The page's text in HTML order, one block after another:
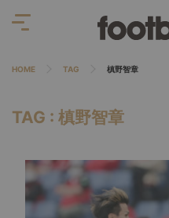
HOME TAG 槙野智章
TAG : 槙野智章